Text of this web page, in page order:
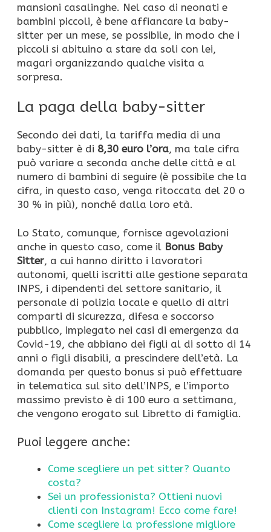
mansioni casalinghe. Nel caso di neonati e
bambini piccoli, è bene affiancare la baby-
sitter per un mese, se possibile, in modo che i
piccoli si abituino a stare da soli con lei,
magari organizzando qualche visita a
sorpresa.
La paga della baby-sitter
Secondo dei dati, la tariffa media di una
baby-sitter è di 8,30 euro l’ora, ma tale cifra
può variare a seconda anche delle città e al
numero di bambini di seguire (è possibile che la
cifra, in questo caso, venga ritoccata del 20 o
30 % in più), nonché dalla loro età.
Lo Stato, comunque, fornisce agevolazioni
anche in questo caso, come il Bonus Baby
Sitter, a cui hanno diritto i lavoratori
autonomi, quelli iscritti alle gestione separata
INPS, i dipendenti del settore sanitario, il
personale di polizia locale e quello di altri
comparti di sicurezza, difesa e soccorso
pubblico, impiegato nei casi di emergenza da
Covid-19, che abbiano dei figli al di sotto di 14
anni o figli disabili, a prescindere dell’età. La
domanda per questo bonus si può effettuare
in telematica sul sito dell’INPS, e l’importo
massimo previsto è di 100 euro a settimana,
che vengono erogato sul Libretto di famiglia.
Puoi leggere anche:
Come scegliere un pet sitter? Quanto
costa?
Sei un professionista? Ottieni nuovi
clienti con Instagram! Ecco come fare!
Come scegliere la professione migliore